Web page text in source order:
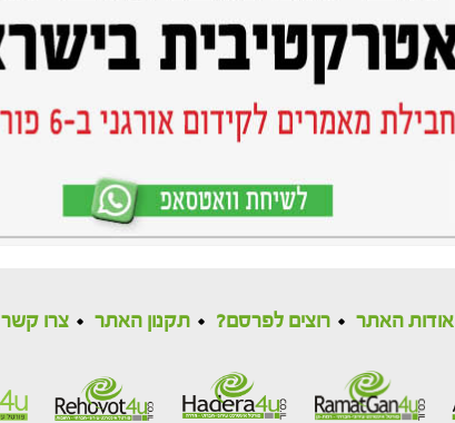
אודות האתר רוצים לפרסם? תקנון האתר צרו קשר